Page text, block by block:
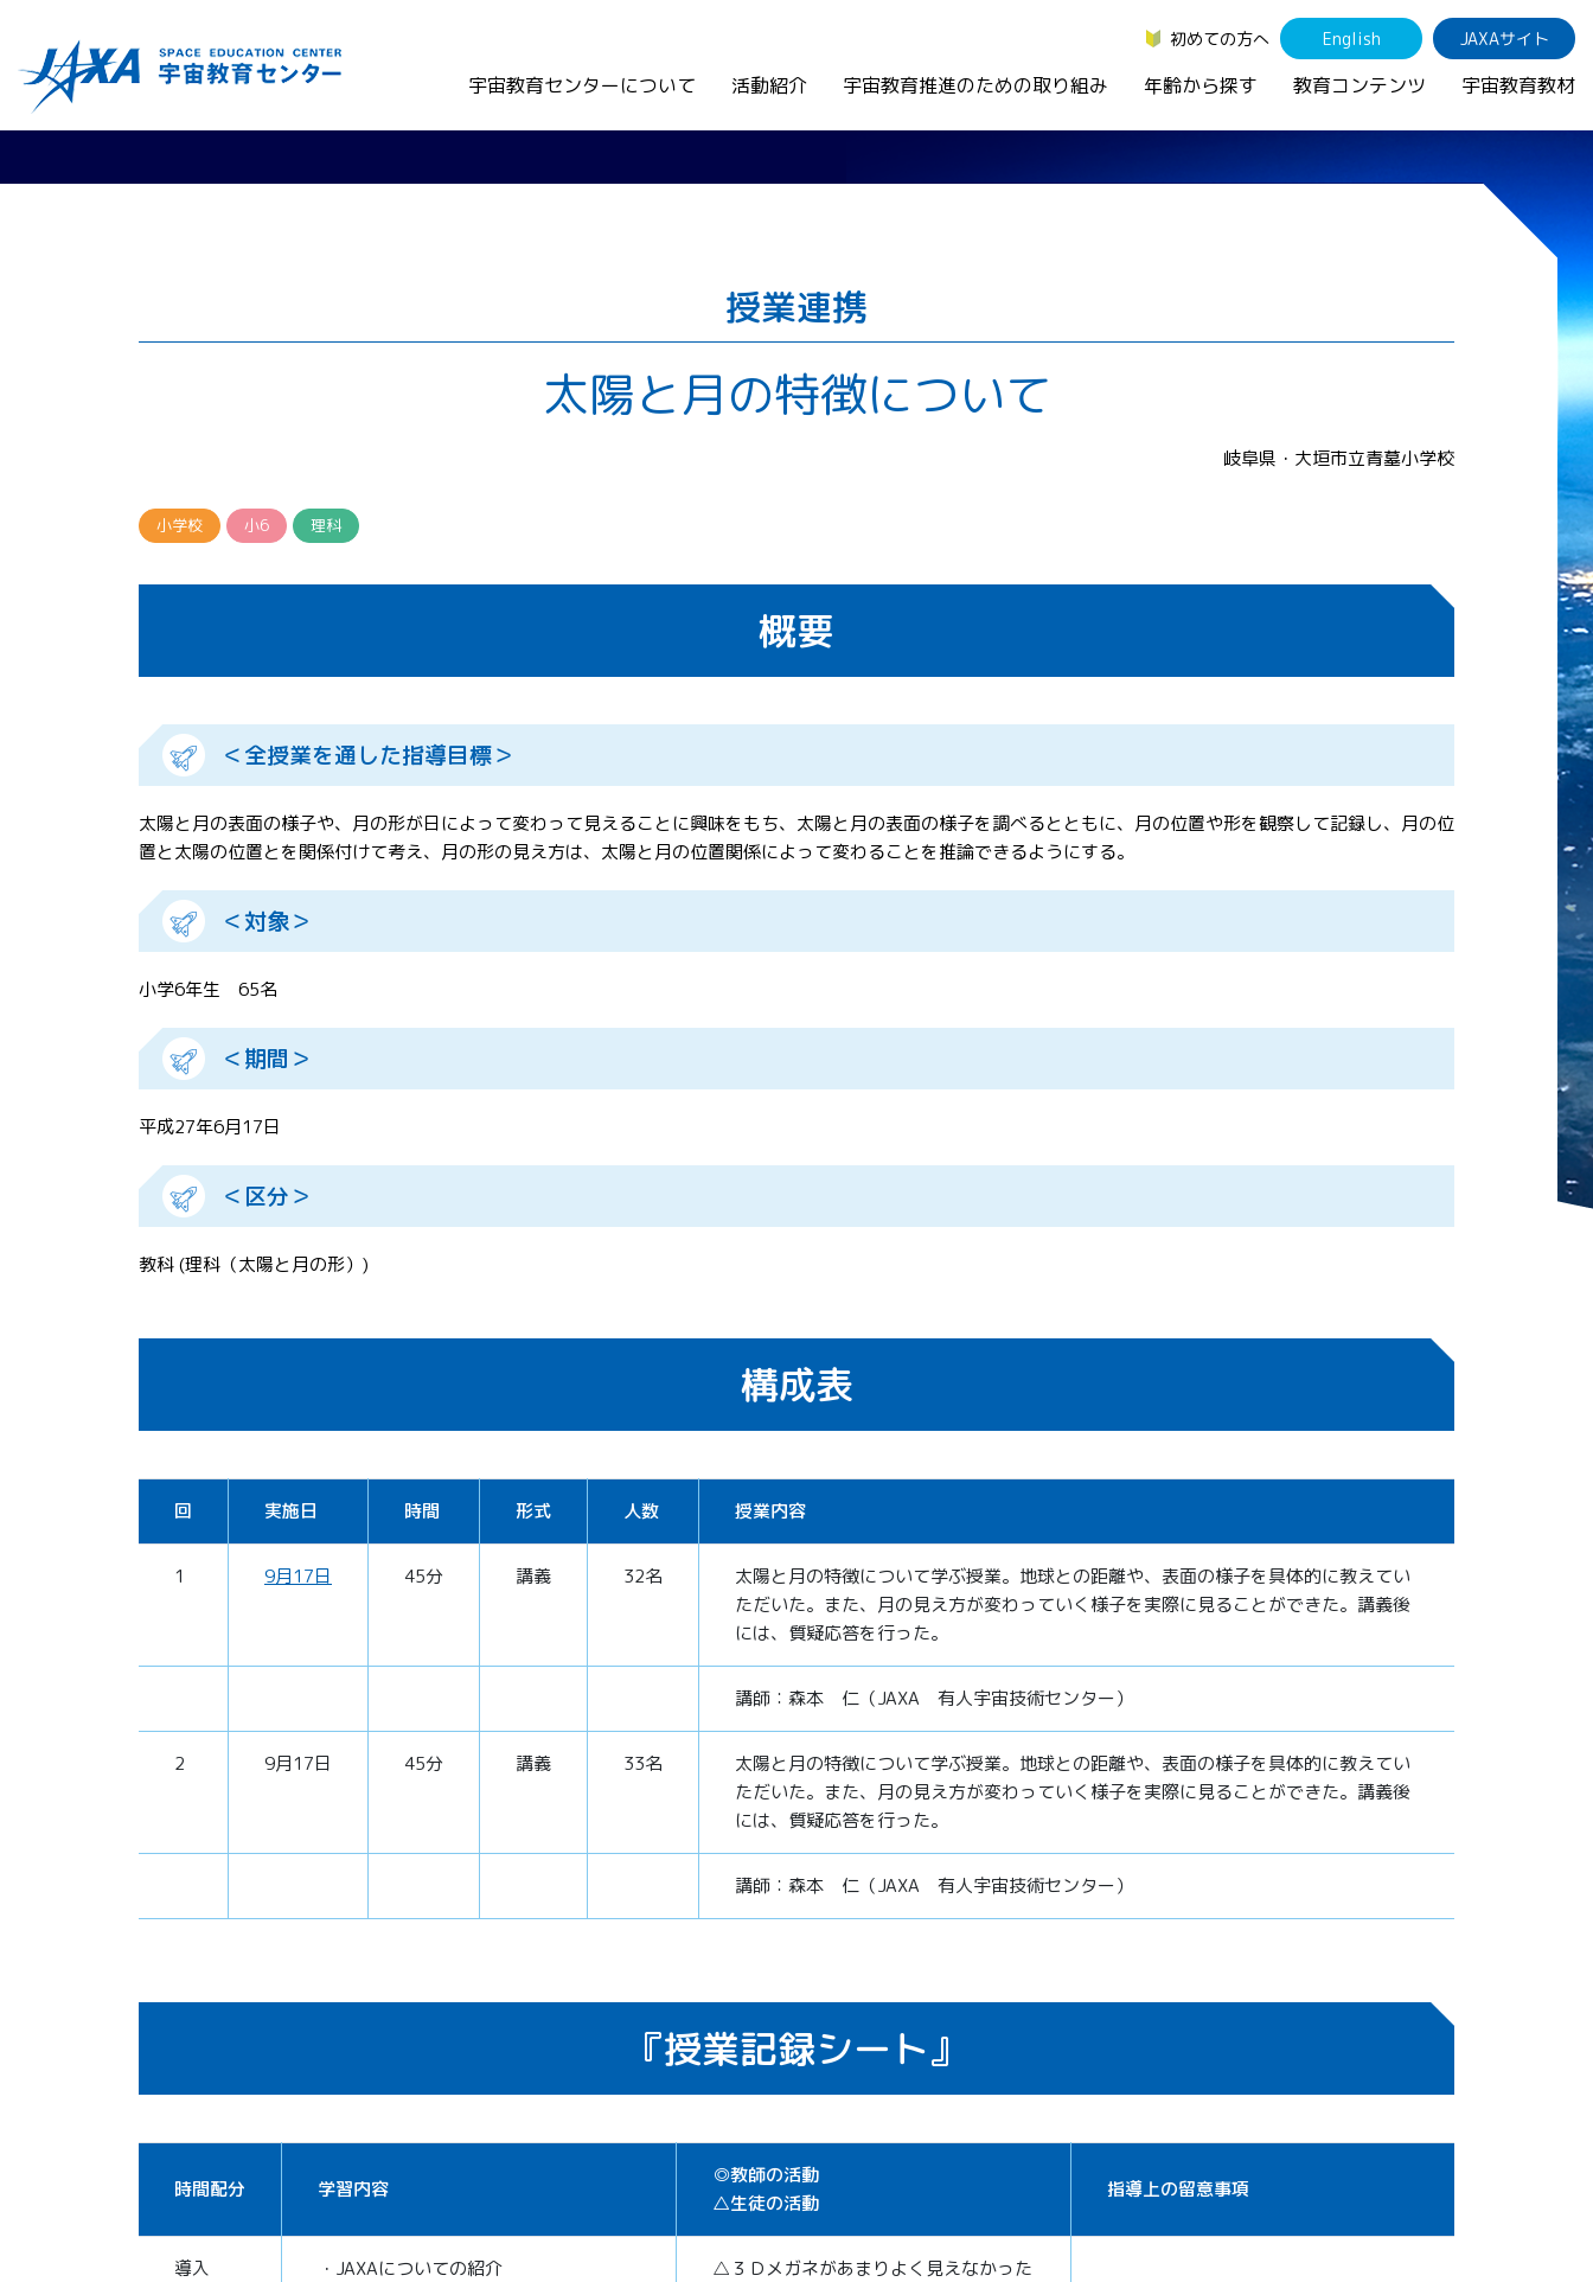
初めての方へ English JAXAサイト
宇宙教育センターについて 活動紹介 宇宙教育推進のための取り組み 年齢から探す 教育コンテンツ 宇宙教育教材
授業連携
太陽と月の特徴について
岐阜県・大垣市立青墓小学校
小学校 小6 理科
概要
＜全授業を通した指導目標＞
太陽と月の表面の様子や、月の形が日によって変わって見えることに興味をもち、太陽と月の表面の様子を調べるとともに、月の位置や形を観察して記録し、月の位
置と太陽の位置とを関係付けて考え、月の形の見え方は、太陽と月の位置関係によって変わることを推論できるようにする。
＜対象＞
小学6年生 65名
＜期間＞
平成27年6月17日
＜区分＞
教科 (理科（太陽と月の形）)
構成表
回 実施日 時間 形式 人数 授業内容
1 9月17日 45分 講義 32名
太陽と月の特徴について学ぶ授業。地球との距離や、表面の様子を具体的に教えてい
ただいた。また、月の見え方が変わっていく様子を実際に見ることができた。講義後
には、質疑応答を行った。
講師：森本 仁（JAXA 有人宇宙技術センター）
2 9月17日 45分 講義 33名
太陽と月の特徴について学ぶ授業。地球との距離や、表面の様子を具体的に教えてい
ただいた。また、月の見え方が変わっていく様子を実際に見ることができた。講義後
には、質疑応答を行った。
講師：森本 仁（JAXA 有人宇宙技術センター）
『授業記録シート』
時間配分 学習内容
◎教師の活動
△生徒の活動
指導上の留意事項
導入
・JAXAについての紹介
△３Ｄメガネがあまりよく見えなかった